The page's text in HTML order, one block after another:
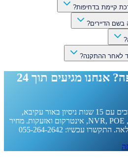
קיימת בדחיפות?
בשם הדיירים?
לאחר ההתקנה?
צריכים התקנה דחופה? אנחנו מגיעים תוך 24
EYELINK — מתקינים מוסמכים עם 15 שנות ניסיון באור עקיבא,
השרון וחיפה. מצלמות אבטחה, NVR, POE, אינטרקום ואזעקות. מחיר
עכשיו: 055-264-2642